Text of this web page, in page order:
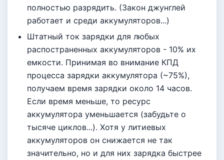
полностью разрядить. (Закон джунглей
работает и среди аккумуляторов...)
Штатный ток зарядки для любых
распостраненных аккумуляторов - 10% их
емкости. Принимая во внимание КПД
процесса зарядки аккумулятора (~75%),
получаем время зарядки около 14 часов.
Если время меньше, то ресурс
аккумулятора уменьшается (забудьте о
тысяче циклов...). Хотя у литиевых
аккумуляторов он снижается не так
значительно, но и для них зарядка быстрее